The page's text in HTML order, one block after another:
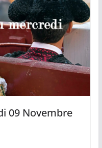
09 Novembre